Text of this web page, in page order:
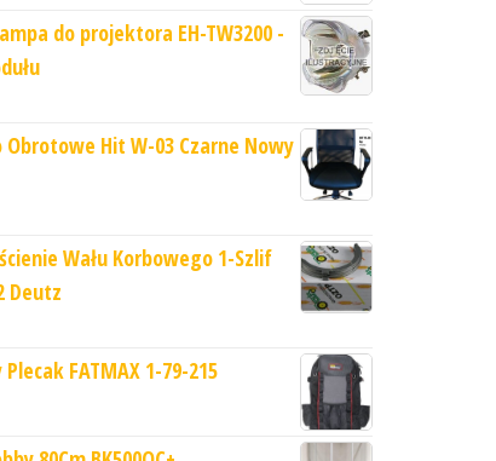
do projektora EH-TW3200 -
Obrotowe Hit W-03 Czarne Nowy
Wału Korbowego 1-Szlif
Deutz
FATMAX 1-79-215